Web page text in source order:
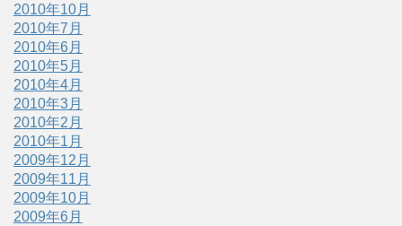
2010年10月
2010年7月
2010年6月
2010年5月
2010年4月
2010年3月
2010年2月
2010年1月
2009年12月
2009年11月
2009年10月
2009年6月